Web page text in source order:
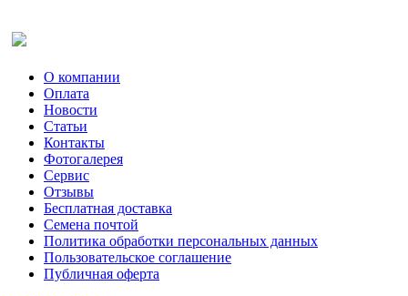
О компании
Оплата
Новости
Статьи
Контакты
Фотогалерея​
Сервис
Отзывы
Бесплатная доставка
Семена почтой
Политика обработки персональных данных
Пользовательское соглашение
Публичная оферта